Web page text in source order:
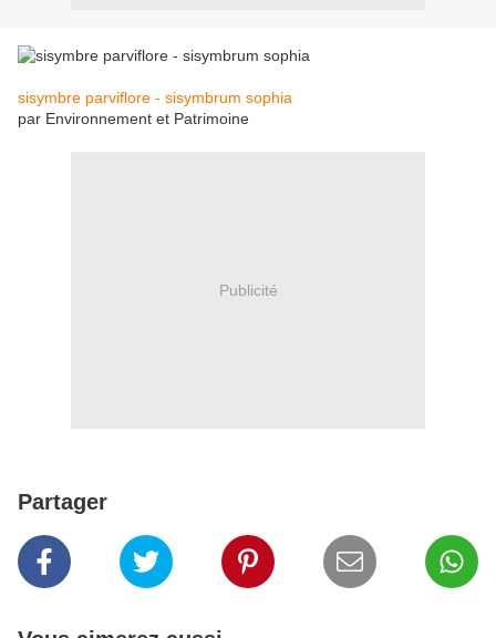
sisymbre parviflore - sisymbrum sophia
par Environnement et Patrimoine
Publicité
Partager